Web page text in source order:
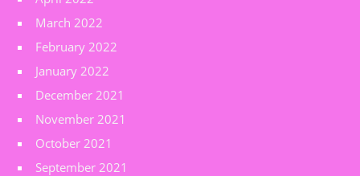
March 2022
February 2022
January 2022
December 2021
November 2021
October 2021
September 2021